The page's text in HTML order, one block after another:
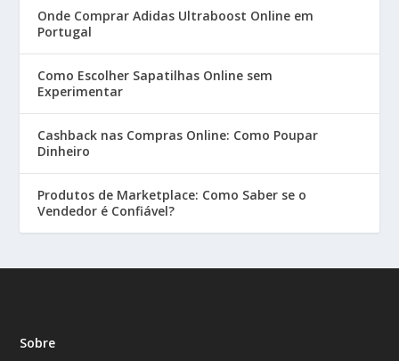
Onde Comprar Adidas Ultraboost Online em
Portugal
Como Escolher Sapatilhas Online sem
Experimentar
Cashback nas Compras Online: Como Poupar
Dinheiro
Produtos de Marketplace: Como Saber se o
Vendedor é Confiável?
Sobre